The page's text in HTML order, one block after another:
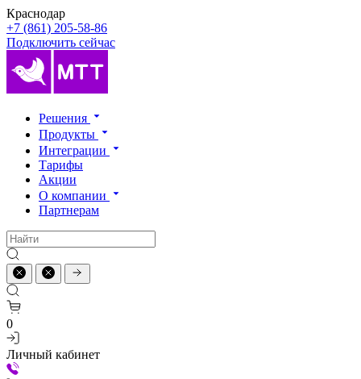
Краснодар
+7 (861) 205-58-86
Подключить сейчас
Решения
Продукты
Интеграции
Тарифы
Акции
О компании
Партнерам
0
Личный кабинет